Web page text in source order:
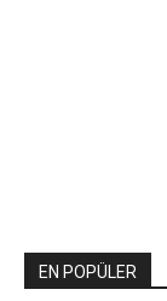
EN POPÜLER